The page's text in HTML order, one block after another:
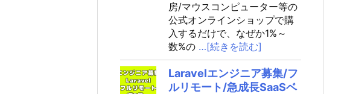
房/マウスコンピューター等の
公式オンラインショップで購
入するだけで、なぜか1%～
数%の …[続きを読む]
Laravelエンジニア募集/フ
ルリモート/急成長SaaSベ